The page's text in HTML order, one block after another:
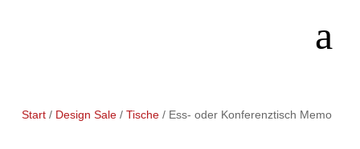
Start / Design Sale /Tische / Ess- oder Konferenztisch Memo